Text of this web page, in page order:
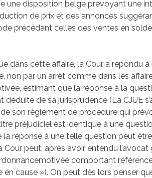
une disposition belge prévoyant une
de prix et des annonces
précédant celles des ventes en
dans cette affaire, la Cour a répondu
non par un arrêt comme dans les
estimant que la réponse à la
de sa jurisprudence (La CJUE
de son règlement de procédure qui
préjudiciel est identique à une
la réponse à une telle question peut
Cour peut, après avoir entendu
comportant référence
cause »). On peut dès lors penser